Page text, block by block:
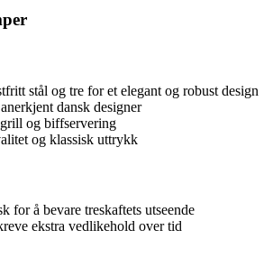
stål og tre for et elegant og robust design
dansk designer
og biffservering
og klassisk uttrykk
for å bevare treskaftets utseende
ekstra vedlikehold over tid